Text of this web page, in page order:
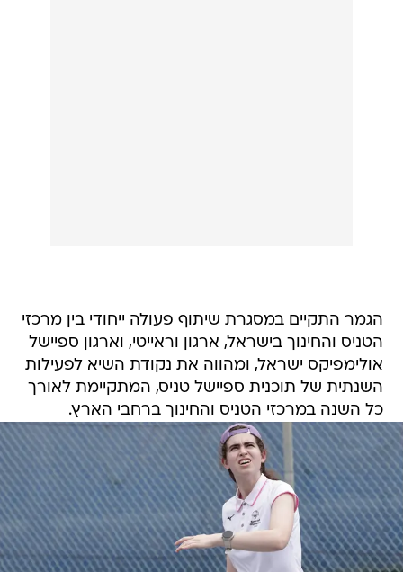
הגמר התקיים במסגרת שיתוף פעולה ייחודי בין מרכזי
הטניס והחינוך בישראל, ארגון וראייטי, וארגון ספיישל
אולימפיקס ישראל, ומהווה את נקודת השיא לפעילות
השנתית של תוכנית ספיישל טניס, המתקיימת לאורך
כל השנה במרכזי הטניס והחינוך ברחבי הארץ.